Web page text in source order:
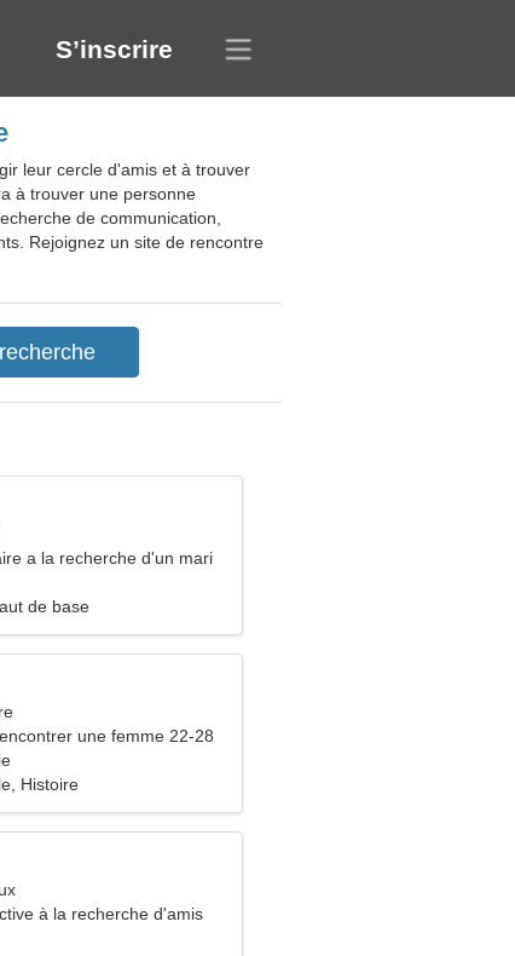
S’inscrire
leur cercle d'amis et à trouver
à trouver une personne
de communication,
Rejoignez un site de rencontre
a la recherche d'un mari
de base
une femme 22-28
Histoire
à la recherche d'amis